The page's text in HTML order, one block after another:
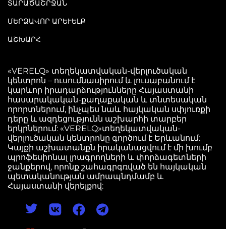
ՏԱՐԱԾԱՇՐՋԱՆ
ՄԵՐՁԱՎՈՐ ԱՐԵՒԵԼՔ
ԱՇԽԱՐՀ
«VERELQ» տեղեկատվական-վերլուծական
կենտրոն – ուսումնասիրում և լուսաբանում է
կարևոր իրադարձությունները Հայաստանի
հասարակական-քաղաքական և տնտեսական
որորտներում, ինչպես նաև հայկական սփյուռքի
դերը և ազդեցությունն աշխարհի տարբեր
երկրներում: «VERELQ»տեղեկատվական-
վերլուծական կենտրոնը գործում է Երևանում:
Կայքի աշխատանքն իրականացվում է մի խումբ
պրոֆեսիոնալ լրագրողների և փորձագետների
ջանքերով, որոնք շահագրգռված են հայկական
պետականության ամրապնդմամբ և
Հայաստանի վերելքով: